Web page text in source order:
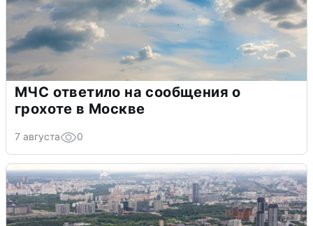
МЧС ответило на сообщения о
грохоте в Москве
7 августа 0